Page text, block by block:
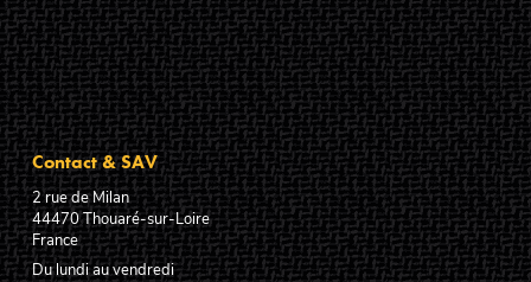
Contact & SAV
2 rue de Milan
44470Thouaré-sur-Loire
France
Du lundi au vendredi